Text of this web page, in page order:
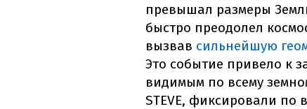
превышал размеры
быстро преодолел
вызвав сильнейшую
Это событие привело к
видимым по всему
STEVE, фиксировали по